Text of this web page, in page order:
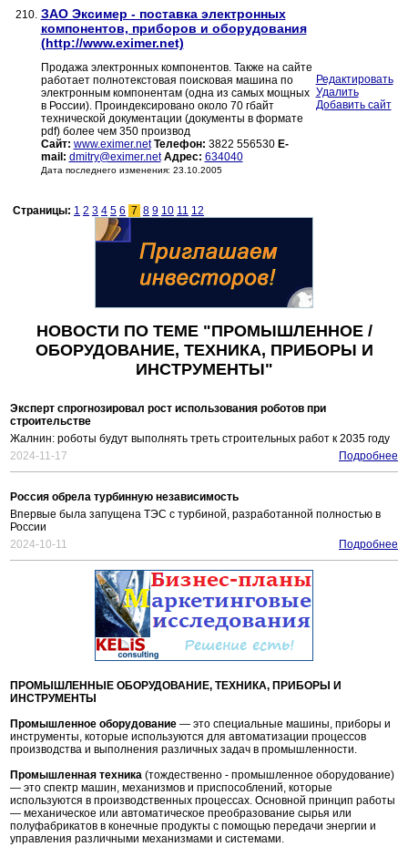
210. ЗАО Эксимер - поставка электронных
компонентов, приборов и оборудования
(http://www.eximer.net)
Продажа электронных компонентов. Также на сайте
работает полнотекстовая поисковая машина по
электронным компонентам (одна из самых мощных
в России). Проиндексировано около 70 гбайт
технической документации (документы в формате
pdf) более чем 350 производ
Сайт: www.eximer.net Телефон: 3822 556530 E-
mail: dmitry@eximer.net Адрес: 634040
Дата последнего изменения: 23.10.2005
Редактировать
Удалить
Добавить сайт
Страницы: 1 2 3 4 5 6 7 8 9 10 11 12
НОВОСТИ ПО ТЕМЕ "ПРОМЫШЛЕННОЕ /
ОБОРУДОВАНИЕ, ТЕХНИКА, ПРИБОРЫ И
ИНСТРУМЕНТЫ"
Эксперт спрогнозировал рост использования роботов при
строительстве
Жалнин: роботы будут выполнять треть строительных работ к 2035 году
2024-11-17
Подробнее
Россия обрела турбинную независимость
Впервые была запущена ТЭС с турбиной, разработанной полностью в
России
2024-10-11
Подробнее
ПРОМЫШЛЕННЫЕ ОБОРУДОВАНИЕ, ТЕХНИКА, ПРИБОРЫ И
ИНСТРУМЕНТЫ
Промышленное оборудование — это специальные машины, приборы и
инструменты, которые используются для автоматизации процессов
производства и выполнения различных задач в промышленности.
Промышленная техника (тождественно - промышленное оборудование)
— это спектр машин, механизмов и приспособлений, которые
используются в производственных процессах. Основной принцип работы
— механическое или автоматическое преобразование сырья или
полуфабрикатов в конечные продукты с помощью передачи энергии и
управления различными механизмами и системами.